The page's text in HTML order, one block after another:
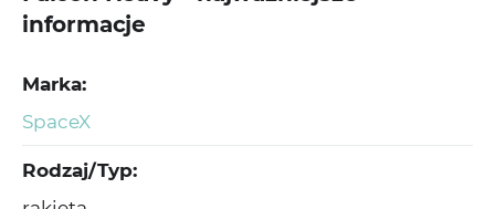
informacje
Marka:
SpaceX
Rodzaj/Typ: